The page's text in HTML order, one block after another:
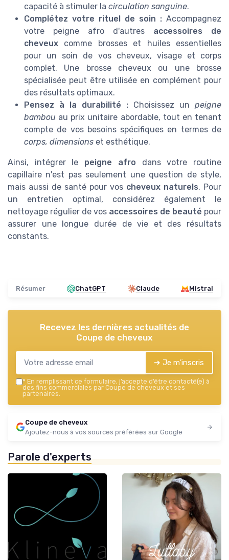
capacité à stimuler la circulation sanguine.
Complétez votre rituel de soin : Accompagnez
votre peigne afro d'autres accessoires de
cheveux comme brosses et huiles essentielles
pour un soin de vos cheveux, visage et corps
complet. Une brosse cheveux ou une brosse
spécialisée peut être utilisée en complément pour
des résultats optimaux.
Pensez à la durabilité : Choisissez un peigne
bambou au prix unitaire abordable, tout en tenant
compte de vos besoins spécifiques en termes de
corps, dimensions et esthétique.
Ainsi, intégrer le peigne afro dans votre routine
capillaire n'est pas seulement une question de style,
mais aussi de santé pour vos cheveux naturels. Pour
un entretien optimal, considérez également le
nettoyage régulier de vos accessoires de beauté pour
assurer une longue durée de vie et des résultats
constants.
Résumer ChatGPT Claude Mistral
Recevez les dernières actualités de
Coupe de cheveux
➔ Je m'inscris
* En remplissant ce formulaire, j’accepte d’être contacté(e) à
des fins commerciales par Coupe de cheveux et ses
partenaires.
Coupe de cheveux
Ajoutez-nous à vos sources préférées sur Google
Parole d'experts